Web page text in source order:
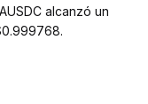
alcanzó un